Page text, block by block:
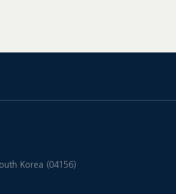
Korea (04156)